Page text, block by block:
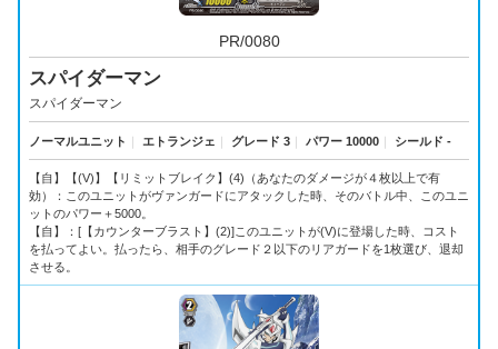
PR/0080
スパイダーマン
スパイダーマン
ノーマルユニット ｜ エトランジェ ｜ グレード 3 ｜ パワー 10000 ｜ シールド -
【自】【(V)】【リミットブレイク】(4)（あなたのダメージが４枚以上で有
効）：このユニットがヴァンガードにアタックした時、そのバトル中、このユニ
ットのパワー＋5000。
【自】：[【カウンターブラスト】(2)]このユニットが(V)に登場した時、コスト
を払ってよい。払ったら、相手のグレード２以下のリアガードを1枚選び、退却
させる。